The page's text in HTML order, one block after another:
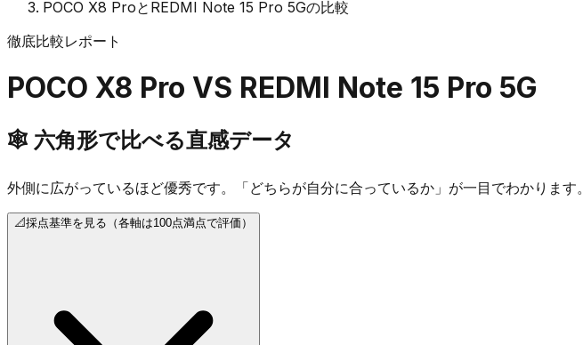
POCO X8 ProとREDMI Note 15 Pro 5Gの比較
徹底比較レポート
POCO X8 Pro VS REDMI Note 15 Pro 5G
🕸️ 六角形で比べる直感データ
外側に広がっているほど優秀です。「どちらが自分に合っているか」が一目でわかります。
📐採点基準を見る（各軸は100点満点で評価）